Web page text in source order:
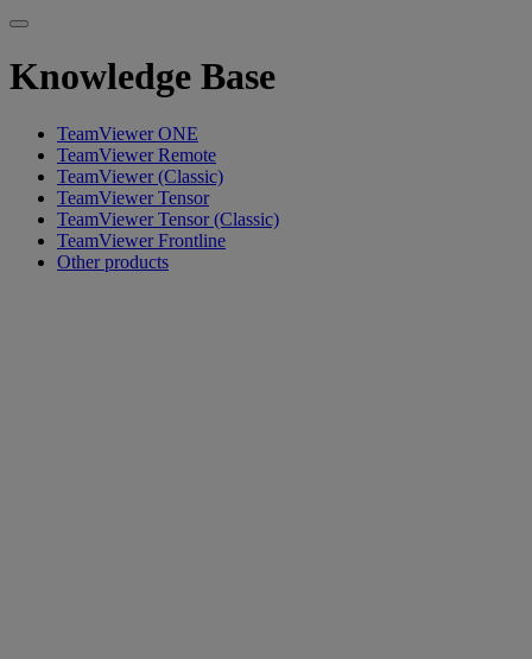
Knowledge Base
TeamViewer ONE
TeamViewer Remote
TeamViewer (Classic)
TeamViewer Tensor
TeamViewer Tensor (Classic)
TeamViewer Frontline
Other products